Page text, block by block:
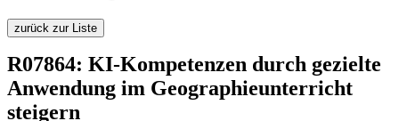
zurück zur Liste
R07864: KI-Kompetenzen durch gezielte
Anwendung im Geographieunterricht
steigern